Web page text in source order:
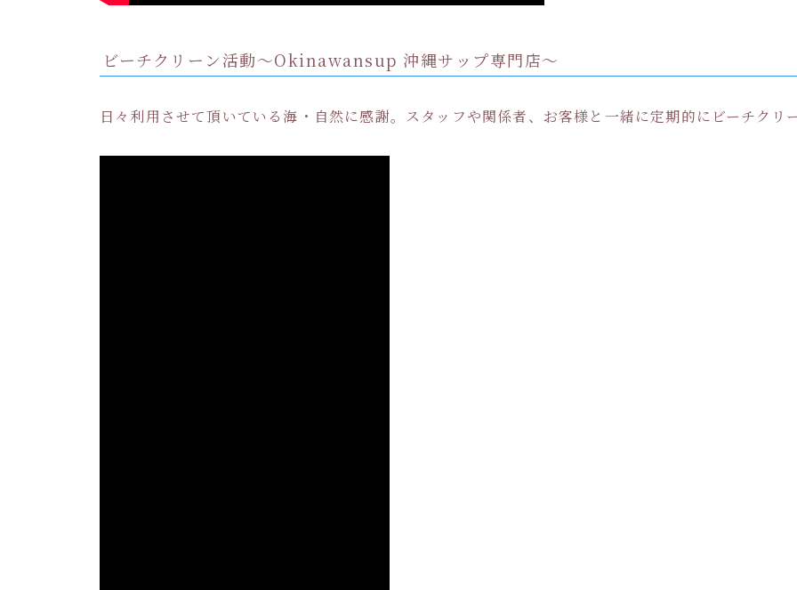
ビーチクリーン活動〜Okinawansup 沖縄サップ専門店〜
日々利用させて頂いている海・自然に感謝。スタッフや関係者、お客様と一緒に定期的にビーチクリ